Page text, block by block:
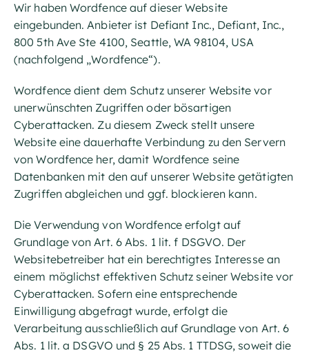
Wir haben Wordfence auf dieser Website
eingebunden. Anbieter ist Defiant Inc., Defiant, Inc.,
800 5th Ave Ste 4100, Seattle, WA 98104, USA
(nachfolgend „Wordfence“).
Wordfence dient dem Schutz unserer Website vor
unerwünschten Zugriffen oder bösartigen
Cyberattacken. Zu diesem Zweck stellt unsere
Website eine dauerhafte Verbindung zu den Servern
von Wordfence her, damit Wordfence seine
Datenbanken mit den auf unserer Website getätigten
Zugriffen abgleichen und ggf. blockieren kann.
Die Verwendung von Wordfence erfolgt auf
Grundlage von Art. 6 Abs. 1 lit. f DSGVO. Der
Websitebetreiber hat ein berechtigtes Interesse an
einem möglichst effektiven Schutz seiner Website vor
Cyberattacken. Sofern eine entsprechende
Einwilligung abgefragt wurde, erfolgt die
Verarbeitung ausschließlich auf Grundlage von Art. 6
Abs. 1 lit. a DSGVO und § 25 Abs. 1 TTDSG, soweit die